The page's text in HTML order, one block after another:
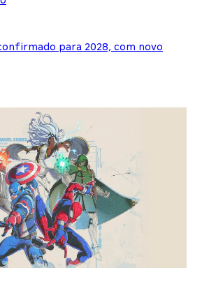
para 2028, com novo